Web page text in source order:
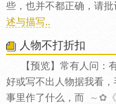
些，也并不都正确，请批
述与描写..
人物不打折扣
【预览】常有人问：
好或写不出人物据我看
事里作了什么，而
～✿